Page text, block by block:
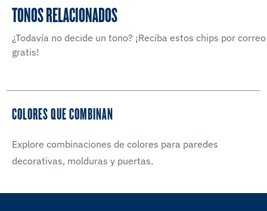
TONOS RELACIONADOS
¿Todavía no decide un tono? ¡Reciba estos chips por correo
gratis!
COLORES QUE COMBINAN
Explore combinaciones de colores para paredes
decorativas, molduras y puertas.